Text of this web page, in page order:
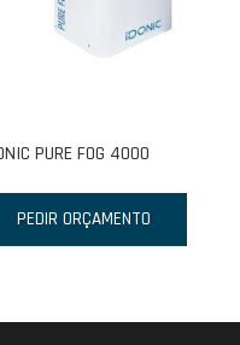
PURE FOG 4000
PEDIR ORÇAMENTO